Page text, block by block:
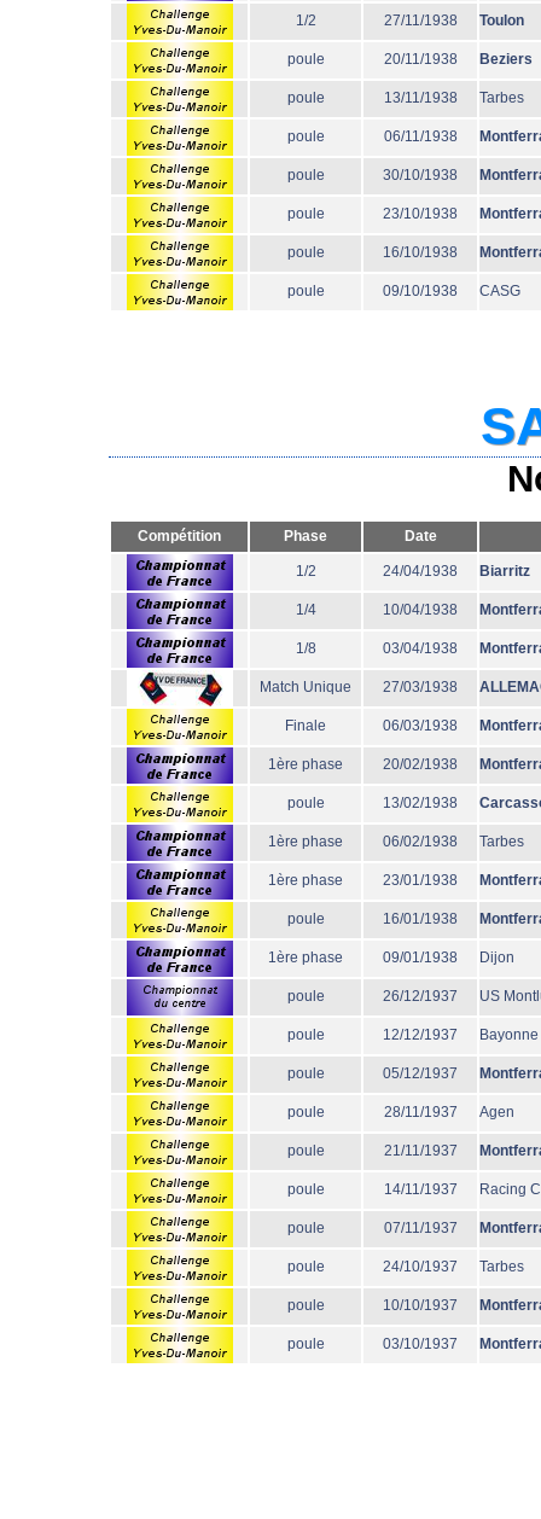
1/2 27/11/1938 Toulon
poule 20/11/1938 Beziers
poule 13/11/1938 Tarbes
poule 06/11/1938
poule 30/10/1938
poule 23/10/1938
poule 16/10/1938
poule 09/10/1938 CASG
Compétition Phase Date
1/2 24/04/1938 Biarritz
1/4 10/04/1938
1/8 03/04/1938
Match Unique 27/03/1938
Finale 06/03/1938
1ère phase 20/02/1938
poule 13/02/1938
1ère phase 06/02/1938 Tarbes
1ère phase 23/01/1938
poule 16/01/1938
1ère phase 09/01/1938 Dijon
poule 26/12/1937 US
poule 12/12/1937 Bayonne
poule 05/12/1937
poule 28/11/1937 Agen
poule 21/11/1937
poule 14/11/1937 Racing
poule 07/11/1937
poule 24/10/1937 Tarbes
poule 10/10/1937
poule 03/10/1937